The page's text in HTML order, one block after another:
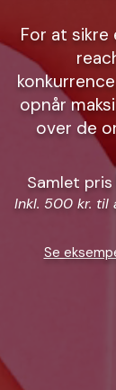
For at
opnår
over de
Samlet pris
Inkl. 500 kr. til
Se